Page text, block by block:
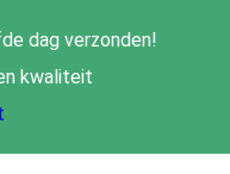
dag verzonden!
kwaliteit